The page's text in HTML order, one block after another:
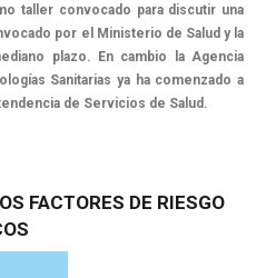
taller convocado para discutir una
por el Ministerio de Salud y la
plazo. En cambio la Agencia
Sanitarias ya ha comenzado a
de Servicios de Salud.
FACTORES DE RIESGO